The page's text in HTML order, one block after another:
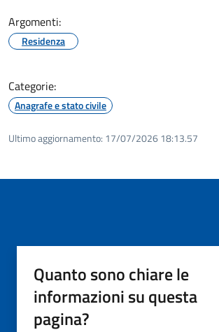
Argomenti:
Residenza
Categorie:
Anagrafe e stato civile
Ultimo aggiornamento: 17/07/2026 18:13.57
Quanto sono chiare le
informazioni su questa
pagina?